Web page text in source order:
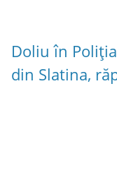
Doliu în
din Slatina,